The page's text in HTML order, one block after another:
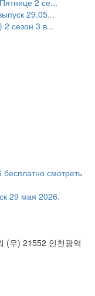
29.05...
сезон 3 в...
смотреть
29 мая 2026.
(우) 21552 인천광역